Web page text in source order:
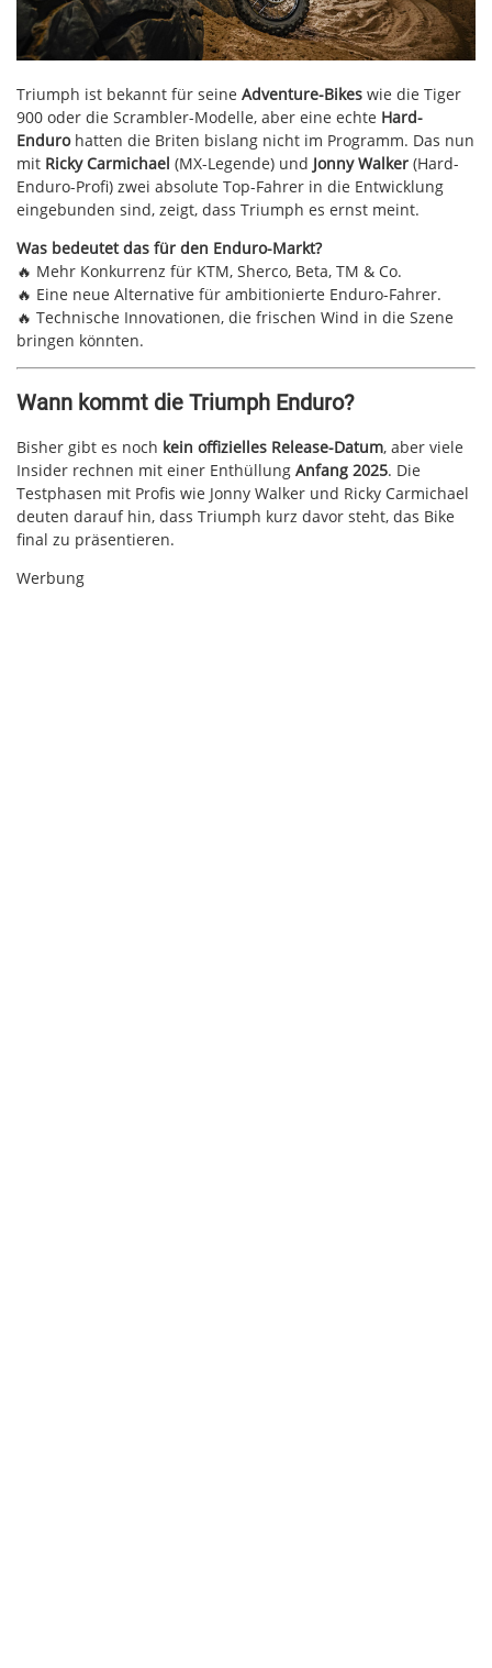
Triumph ist bekannt für seine Adventure-Bikes wie die Tiger
900 oder die Scrambler-Modelle, aber eine echte Hard-
Endurohatten die Briten bislang nicht im Programm. Das nun
mit Ricky Carmichael (MX-Legende) und Jonny Walker (Hard-
Enduro-Profi) zwei absolute Top-Fahrer in die Entwicklung
eingebunden sind, zeigt, dass Triumph es ernst meint.
Was bedeutet das für den Enduro-Markt?
🔥 Mehr Konkurrenz für KTM, Sherco, Beta, TM & Co.
🔥 Eine neue Alternative für ambitionierte Enduro-Fahrer.
🔥 Technische Innovationen, die frischen Wind in die Szene
bringen könnten.
Wann kommt die Triumph Enduro?
Bisher gibt es noch kein offizielles Release-Datum, aber viele
Insider rechnen mit einer Enthüllung Anfang 2025. Die
Testphasen mit Profis wie Jonny Walker und Ricky Carmichael
deuten darauf hin, dass Triumph kurz davor steht, das Bike
final zu präsentieren.
Werbung